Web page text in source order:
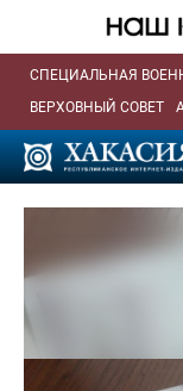
СПЕЦИАЛЬНАЯ
ВЕРХОВНЫЙ СОВЕТ